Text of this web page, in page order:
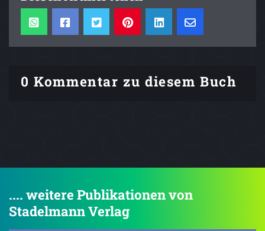
0 Kommentar zu diesem Buch
.... weitere Publikationen von
Stadelmann Verlag